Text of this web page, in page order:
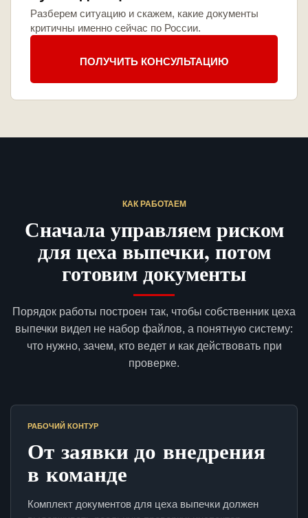
Разберем ситуацию и скажем, какие документы
критичны именно сейчас по России.
ПОЛУЧИТЬ КОНСУЛЬТАЦИЮ
КАК РАБОТАЕМ
Сначала управляем риском
для цеха выпечки, потом
готовим документы
Порядок работы построен так, чтобы собственник цеха
выпечки видел не набор файлов, а понятную систему:
что нужно, зачем, кто ведет и как действовать при
проверке.
РАБОЧИЙ КОНТУР
От заявки до внедрения
в команде
Комплект документов для цеха выпечки должен